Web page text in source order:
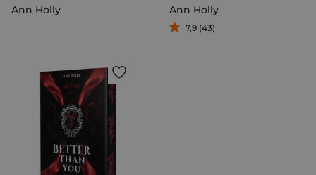
Ann Holly
Ann Holly
7,9 (43)